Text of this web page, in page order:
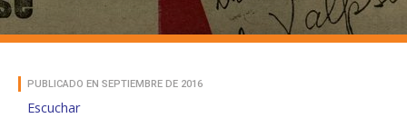
PUBLICADO EN SEPTIEMBRE DE 2016
Escuchar